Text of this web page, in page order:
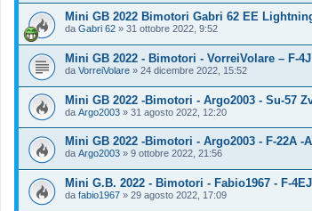
Mini GB 2022 Bimotori Gabri 62 EE
da Gabri 62 » 31 ottobre 2022, 9:52
Mini GB 2022 - Bimotori - VorreiVolare – F-
da VorreiVolare » 24 dicembre 2022, 15:52
Mini GB 2022 -Bimotori - Argo2003 - Su-57
da Argo2003 » 31 agosto 2022, 12:20
Mini GB 2022 -Bimotori - Argo2003 - F-22A -
da Argo2003 » 9 ottobre 2022, 21:56
Mini G.B. 2022 - Bimotori - Fabio1967 - F-
da fabio1967 » 29 agosto 2022, 17:09